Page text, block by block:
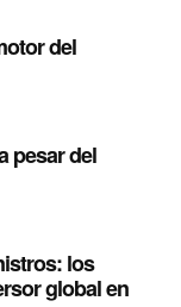
del
pesar del
los
global en